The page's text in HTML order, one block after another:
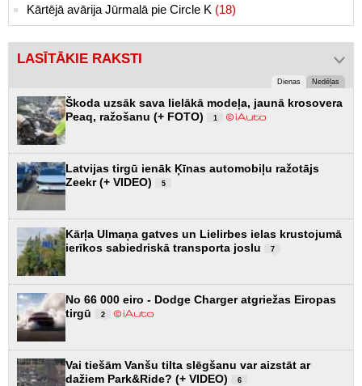
Kārtējā avārija Jūrmalā pie Circle K (18)
LASĪTĀKIE RAKSTI
Dienas Nedēļas
Škoda uzsāk sava lielākā modeļa, jaunā krosovera
Peaq, ražošanu (+ FOTO)
1
Latvijas tirgū ienāk Ķīnas automobiļu ražotājs
Zeekr (+ VIDEO)
5
Kārļa Ulmaņa gatves un Lielirbes ielas krustojumā
ierīkos sabiedriskā transporta joslu
7
No 66 000 eiro - Dodge Charger atgriežas Eiropas
tirgū
2
Vai tiešām Vanšu tilta slēgšanu var aizstāt ar
dažiem Park&Ride? (+ VIDEO)
6